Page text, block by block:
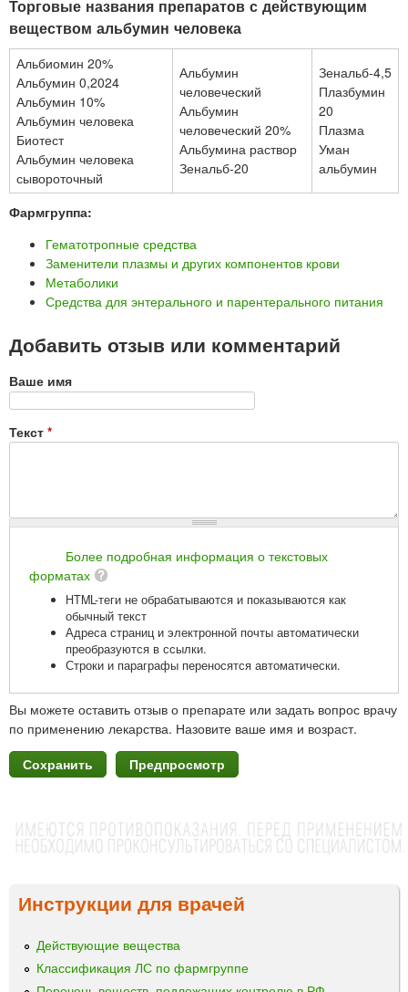
Торговые названия препаратов с действующим
веществом альбумин человека
Альбиомин 20%
Альбумин 0,2024
Альбумин 10%
Альбумин человека
Биотест
Альбумин человека
сывороточный
Альбумин
человеческий
Альбумин
человеческий 20%
Альбумина раствор
Зенальб-20
Зенальб-4,5
Плазбумин
20
Плазма
Уман
альбумин
Фармгруппа:
Гематотропные средства
Заменители плазмы и других компонентов крови
Метаболики
Средства для энтерального и парентерального питания
Добавить отзыв или комментарий
Ваше имя
Текст *
Более подробная информация о текстовых
форматах
HTML-теги не обрабатываются и показываются как
обычный текст
Адреса страниц и электронной почты автоматически
преобразуются в ссылки.
Строки и параграфы переносятся автоматически.
Вы можете оставить отзыв о препарате или задать вопрос врачу
по применению лекарства. Назовите ваше имя и возраст.
Инструкции для врачей
Действующие вещества
Классификация ЛС по фармгруппе